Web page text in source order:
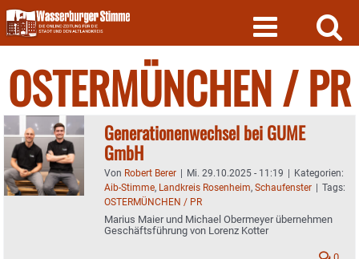
Skip
to
content
OSTERMÜNCHEN / PR
Generationenwechsel bei GUME
GmbH
Von Robert Berer | Mi. 29.10.2025 - 11:19 | Kategorien:
Aib-Stimme, Landkreis Rosenheim, Schaufenster | Tags:
OSTERMÜNCHEN / PR
Marius Maier und Michael Obermeyer übernehmen
Geschäftsführung von Lorenz Kotter